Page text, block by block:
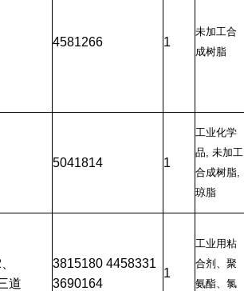
4581266 1
未加工合
成树脂
5041814 1
工业化学
品, 未加工
合成树脂,
琼脂
道
3815180 4458331
3690164
1
工业用粘
合剂、聚
氨酯、氯